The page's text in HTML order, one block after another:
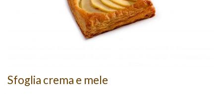
Sfoglia crema e mele